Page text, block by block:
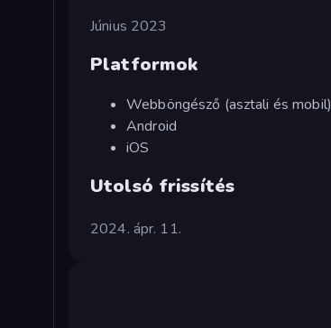
Június 2023
Platformok
Webböngésző (asztali és mobil)
Android
iOS
Utolsó frissítés
2024. ápr. 11.